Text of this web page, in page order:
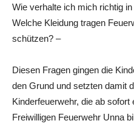
Wie verhalte ich mich richtig
Welche Kleidung tragen
schützen? –
Diesen Fragen gingen die
den Grund und setzten damit
Kinderfeuerwehr, die ab
Freiwilligen Feuerwehr Unna